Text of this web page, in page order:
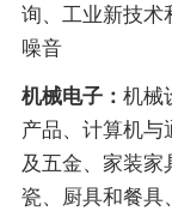
询、工业新技术
噪音
机械电子： 机械
产品、计算机与
及五金、家装家
瓷、厨具和餐具